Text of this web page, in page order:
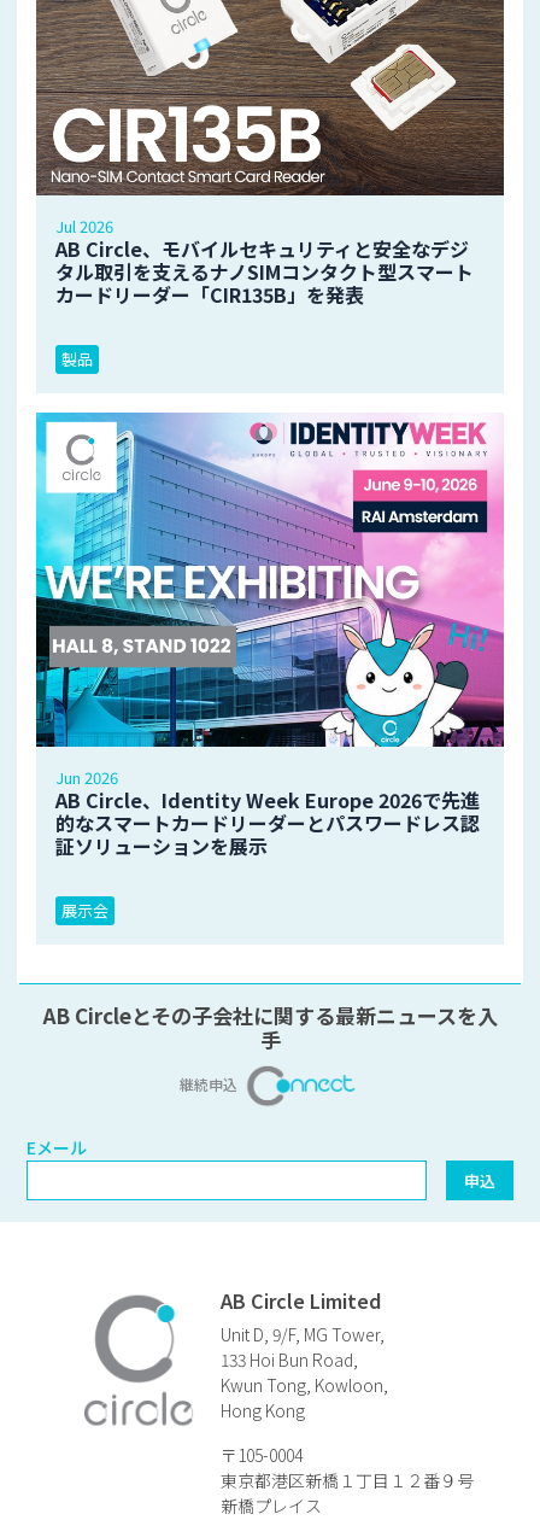
Jul 2026
AB Circle、モバイルセキュリティと安全なデジ
タル取引を支えるナノSIMコンタクト型スマート
カードリーダー「CIR135B」を発表
製品
Jun 2026
AB Circle、Identity Week Europe 2026で先進
的なスマートカードリーダーとパスワードレス認
証ソリューションを展示
展示会
AB Circleとその子会社に関する最新ニュースを入
手
継続申込
Eメール
申込
AB Circle Limited
Unit D, 9/F, MG Tower,
133 Hoi Bun Road,
Kwun Tong, Kowloon,
Hong Kong
〒105-0004
東京都港区新橋１丁目１２番９号
新橋プレイス